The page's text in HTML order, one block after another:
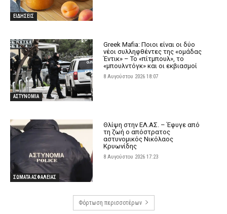
ΕΙΔΗΣΕΙΣ
ΑΣΤΥΝΟΜΙΑ
Greek Mafia: Ποιοι είναι οι δύο
νέοι συλληφθέντες της «ομάδας
Έντικ» – Το «πίτμπουλ», το
«μπουλντόγκ» και οι εκβιασμοί
8 Αυγούστου 2026 18:07
ΣΩΜΑΤΑ ΑΣΦΑΛΕΙΑΣ
Θλίψη στην ΕΛ.ΑΣ. – Έφυγε από
τη ζωή ο απόστρατος
αστυνομικός Νικόλαος
Κρυωνίδης
8 Αυγούστου 2026 17:23
Φόρτωση περισσοτέρων